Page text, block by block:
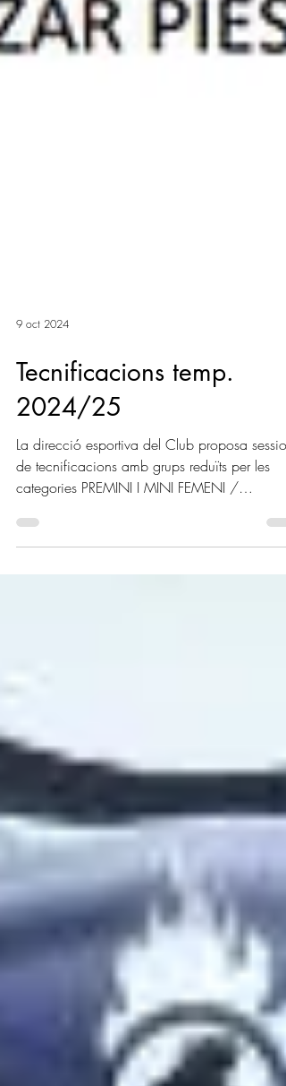
9 oct 2024
Tecnificacions temp.
2024/25
La direcció esportiva del Club proposa
categories PREMINI I MINI FEMENI /
MASCULI...